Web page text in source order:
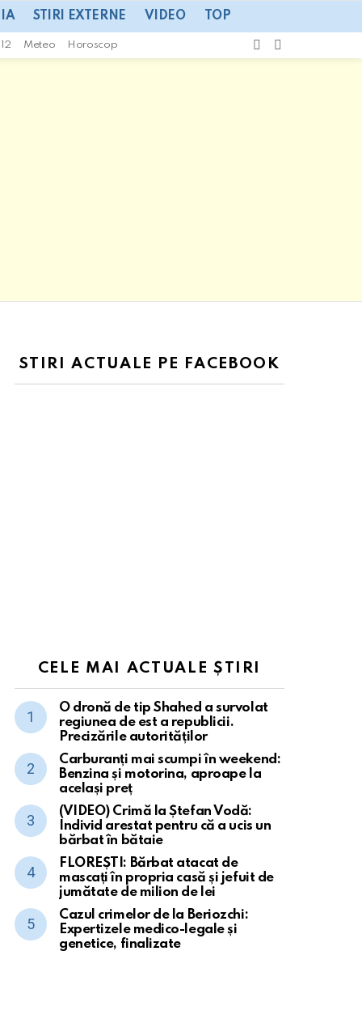
STIRI EXTERNE VIDEO TOP
Meteo Horoscop
SWITCH
SKIN
STIRI ACTUALE PE FACEBOOK
CELE MAI ACTUALE ȘTIRI
O dronă de tip Shahed a survolat
regiunea de est a republicii.
Precizările autorităților
Carburanți mai scumpi în weekend:
Benzina și motorina, aproape la
același preț
(VIDEO) Crimă la Ștefan Vodă:
Individ arestat pentru că a ucis un
bărbat în bătaie
FLOREȘTI: Bărbat atacat de
mascați în propria casă și jefuit de
jumătate de milion de lei
Cazul crimelor de la Beriozchi:
Expertizele medico-legale și
genetice, finalizate